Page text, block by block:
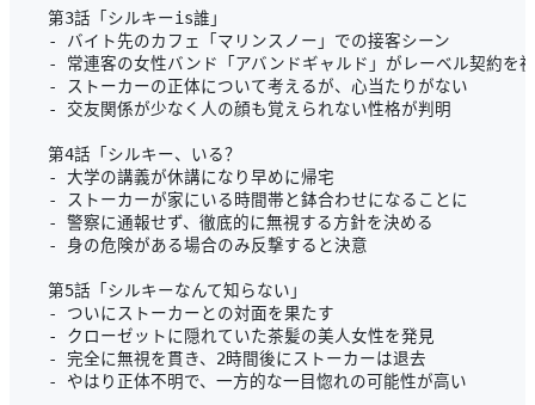
  第3話「シルキーis誰」
  - バイト先のカフェ「マリンスノー」での接客シーン
- 常連客の女性バンド「アバンドギャルド」がレーベル契約を
  - ストーカーの正体について考えるが、心当たりがない
  - 交友関係が少なく人の顔も覚えられない性格が判明
  第4話「シルキー、いる？
  - 大学の講義が休講になり早めに帰宅
  - ストーカーが家にいる時間帯と鉢合わせになることに
  - 警察に通報せず、徹底的に無視する方針を決める
  - 身の危険がある場合のみ反撃すると決意
  第5話「シルキーなんて知らない」
  - ついにストーカーとの対面を果たす
  - クローゼットに隠れていた茶髪の美人女性を発見
  - 完全に無視を貫き、2時間後にストーカーは退去
  - やはり正体不明で、一方的な一目惚れの可能性が高い